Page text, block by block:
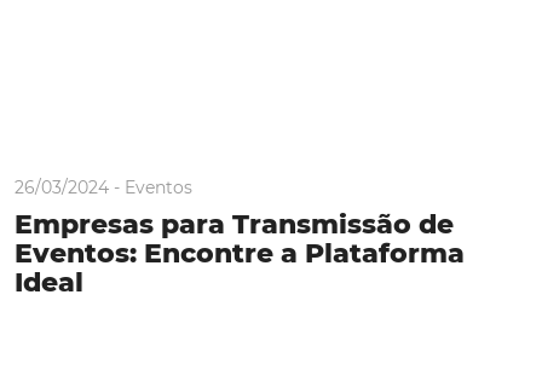
26/03/2024 - Eventos
Empresas para Transmissão de
Eventos: Encontre a Plataforma
Ideal